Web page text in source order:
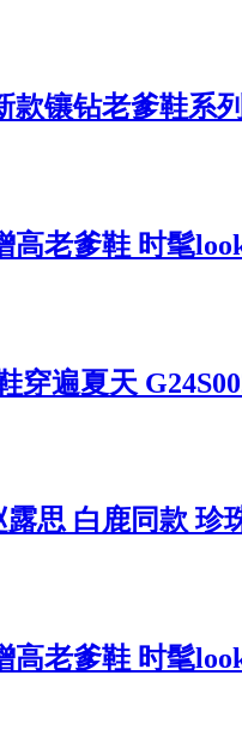
镶钻老爹鞋系
高老爹鞋 时髦
穿遍夏天
思 白鹿同款 珍
高老爹鞋 时髦